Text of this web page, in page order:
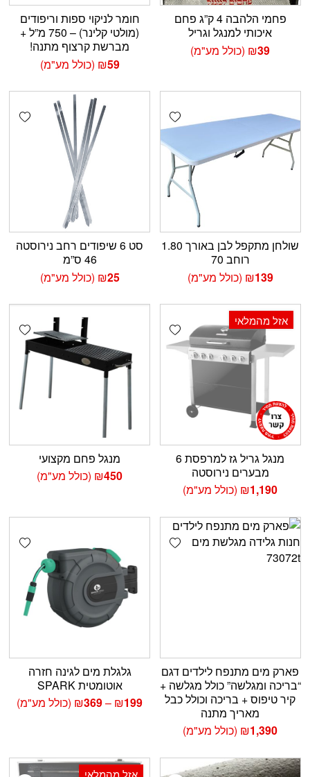
פחמי הלהבה 4 ק”ג פחם
איכותי למנגל וגריל
₪39 (כולל מע"מ)
חומר לניקוי ספות וריפודים
(מולטי קלינר) – 750 מ”ל +
מברשת קרצוף מתנה!
₪59 (כולל מע"מ)
Add wishlist
שולחן מתקפל לבן באורך 1.80
רוחב 70
₪139 (כולל מע"מ)
סט 6 שיפודים רחב נירוסטה
46 ס”מ
₪25 (כולל מע"מ)
Add wishlist אזל מהמלאי
מנגל גריל גז למרפסת 6
מבערים נירוסטה
₪1,190 (כולל מע"מ)
מנגל פחם מקצועי
₪450 (כולל מע"מ)
Add wishlist
פארק מים מתנפח לילדים דגם
“בריכה ומגלשה” כולל מגלשה +
קיר טיפוס + בריכה וכולל כבל
מאריך מתנה
₪1,390 (כולל מע"מ)
גלגלת מים לגינה חזרה
אוטומטית SPARK
₪199
–
₪369 טווח
⁦₪369⁩
(כולל מע"מ)
אזל מהמלאי